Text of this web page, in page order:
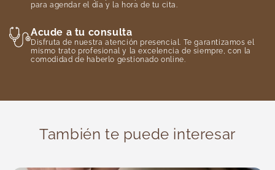
para agendar el día y la hora de tu cita.
Acude a tu consulta
Disfruta de nuestra atención presencial. Te garantizamos el
mismo trato profesional y la excelencia de siempre, con la
comodidad de haberlo gestionado online.
También te puede interesar